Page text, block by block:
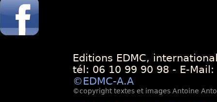
Editions EDMC,
tél: 06 10 99 90 98 - E-Mail:
©EDMC-A.A
©copyright textes et images Antoine